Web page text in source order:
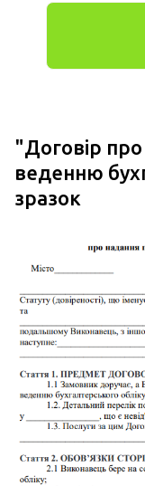
"Договір
веденню
зразок